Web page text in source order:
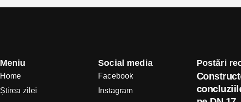
Meniu
Home
Știrea zilei
Social media
Facebook
Instagram
Postări